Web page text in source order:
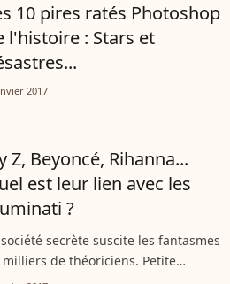
10 pires ratés Photoshop
l'histoire : Stars et
2017
Z, Beyoncé, Rihanna...
est leur lien avec les
?
société secrète suscite les fantasmes
milliers de théoriciens. Petite